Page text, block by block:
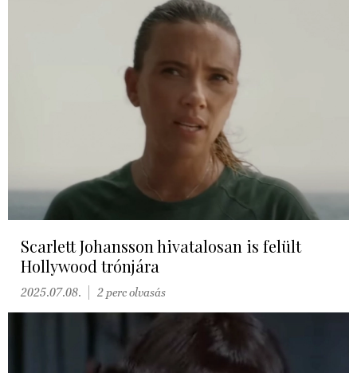
Scarlett Johansson hivatalosan is felült
Hollywood trónjára
2025.07.08. 2 perc olvasás